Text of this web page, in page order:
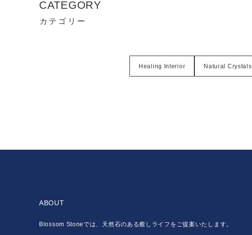
CATEGORY
カテゴリー
Healing Interior Natural Crystals
ABOUT
Blossom Stoneでは、天然石のある癒しライフをご提案いたします。